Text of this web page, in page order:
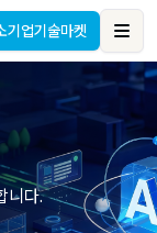
기업기술마켓
니다.